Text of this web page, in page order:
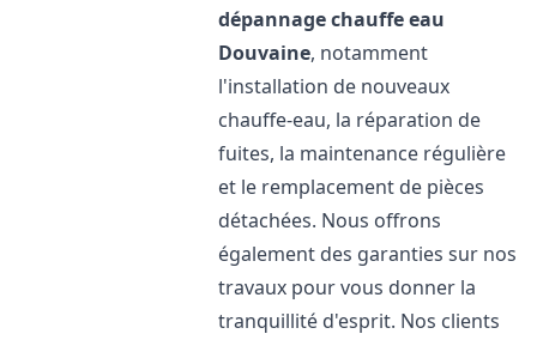
dépannage chauffe eau
Douvaine, notamment
l'installation de nouveaux
chauffe-eau, la réparation de
fuites, la maintenance régulière
et le remplacement de pièces
détachées. Nous offrons
également des garanties sur nos
travaux pour vous donner la
tranquillité d'esprit. Nos clients